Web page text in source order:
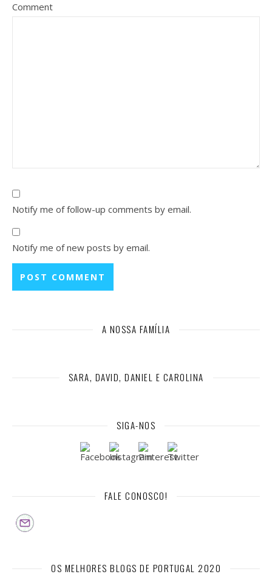
Comment
Notify me of follow-up comments by email.
Notify me of new posts by email.
A NOSSA FAMÍLIA
SARA, DAVID, DANIEL E CAROLINA
SIGA-NOS
FALE CONOSCO!
OS MELHORES BLOGS DE PORTUGAL 2020